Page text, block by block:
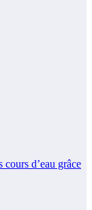
d’eau grâce